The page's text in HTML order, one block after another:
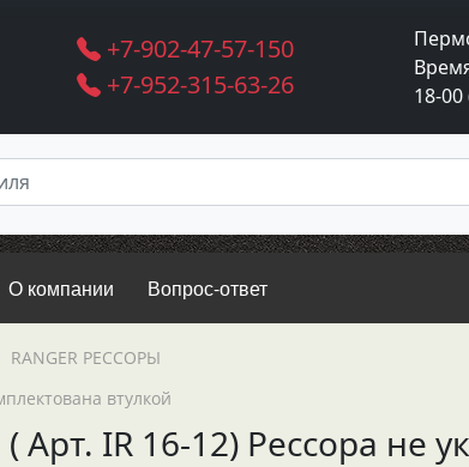
+7-902-47-57-150
+7-952-315-63-26
18-
О компании Вопрос-ответ
RANGER РЕССОРЫ
втулкой
Арт. IR 16-12) Рессора не